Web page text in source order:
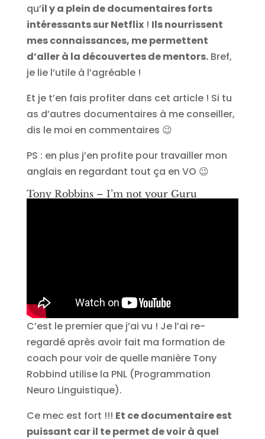
qu’il y a plein de documentaires forts
intéressants sur Netflix! Ils nourrissent
mes connaissances, me permettent
d’aller à la découvertes de mentors.Bref,
je lie l’utile à l’agréable !
Et je t’en fais profiter dans cet article ! Si tu
as d’autres documentaires à me conseiller,
dis le moi en commentaires 😉
PS : en plus j’en profite pour travailler mon
anglais en regardant tout ça en VO 😉
Tony Robbins – I’m not your Guru
C’est le premier que j’ai vu ! Je l’ai re-
regardé après avoir fait ma formation de
coach pour voir de quelle manière Tony
Robbind utilise la PNL (Programmation
Neuro Linguistique).
Ce mec est fort !!! Et ce documentaire est
puissant car il te permet de voir à quel